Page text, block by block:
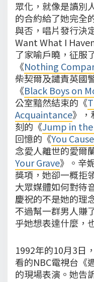
眾化，就像是讀別
的合約給了她完全
與否，唱片發行決
Want What I
了家喻戶曉，征服
《Nothing
柴契爾及譴責英國
《Black Boys on
公室黯然結束的《
Acquaintance》，
刻的《Jump in
回憶的《You
念愛人離世的愛爾
Your Grave》。辛
獎項，她卻一概拒
大眾媒體如何對待
慶祝的不是她的理
不過幫一群男人賺
乎她想表達什麼，
1992年的10月3日
看的NBC電視台《
的現場表演。她告